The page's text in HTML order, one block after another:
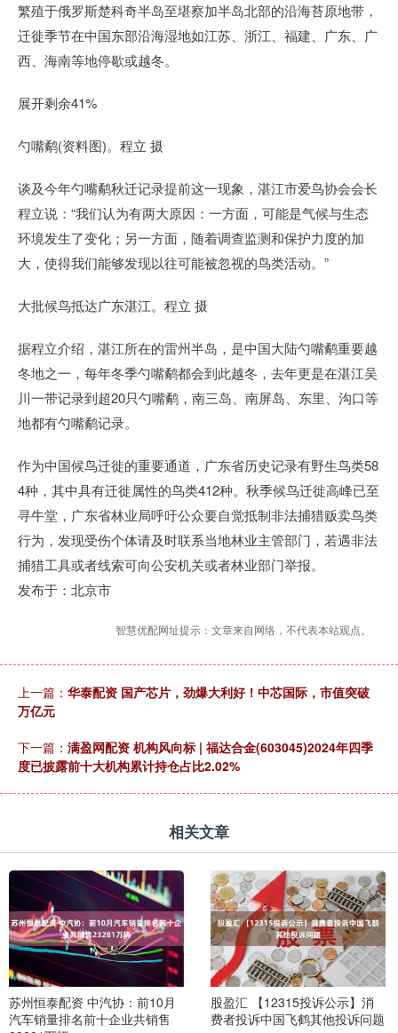
繁殖于俄罗斯楚科奇半岛至堪察加半岛北部的沿海苔原地带，
迁徙季节在中国东部沿海湿地如江苏、浙江、福建、广东、广
西、海南等地停歇或越冬。
展开剩余41%
勺嘴鹬(资料图)。程立 摄
谈及今年勺嘴鹬秋迁记录提前这一现象，湛江市爱鸟协会会长
程立说：“我们认为有两大原因：一方面，可能是气候与生态
环境发生了变化；另一方面，随着调查监测和保护力度的加
大，使得我们能够发现以往可能被忽视的鸟类活动。”
大批候鸟抵达广东湛江。程立 摄
据程立介绍，湛江所在的雷州半岛，是中国大陆勺嘴鹬重要越
冬地之一，每年冬季勺嘴鹬都会到此越冬，去年更是在湛江吴
川一带记录到超20只勺嘴鹬，南三岛、南屏岛、东里、沟口等
地都有勺嘴鹬记录。
作为中国候鸟迁徙的重要通道，广东省历史记录有野生鸟类58
4种，其中具有迁徙属性的鸟类412种。秋季候鸟迁徙高峰已至
寻牛堂，广东省林业局呼吁公众要自觉抵制非法捕猎贩卖鸟类
行为，发现受伤个体请及时联系当地林业主管部门，若遇非法
捕猎工具或者线索可向公安机关或者林业部门举报。
发布于：北京市
智慧优配网址提示：文章来自网络，不代表本站观点。
上一篇： 华泰配资 国产芯片，劲爆大利好！中芯国际，市值突破
万亿元
下一篇： 满盈网配资 机构风向标 | 福达合金(603045)2024年四季
度已披露前十大机构累计持仓占比2.02%
相关文章
苏州恒泰配资 中汽协：前10月
汽车销量排名前十企业共销售
股盈汇 【12315投诉公示】消
费者投诉中国飞鹤其他投诉问题